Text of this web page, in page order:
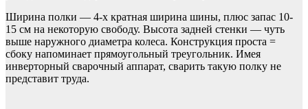
Ширина полки — 4-х кратная ширина шины, плюс запас 10-
15 см на некоторую свободу. Высота задней стенки — чуть
выше наружного диаметра колеса. Конструкция проста =
сбоку напоминает прямоугольный треугольник. Имея
инверторный сварочный аппарат, сварить такую полку не
представит труда.